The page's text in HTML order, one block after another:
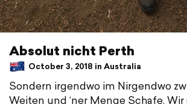
Absolut nicht Perth
October 3, 2018 in Australia
Sondern irgendwo im Nirgendwo
Weiten und ‘ner Menge Schafe.